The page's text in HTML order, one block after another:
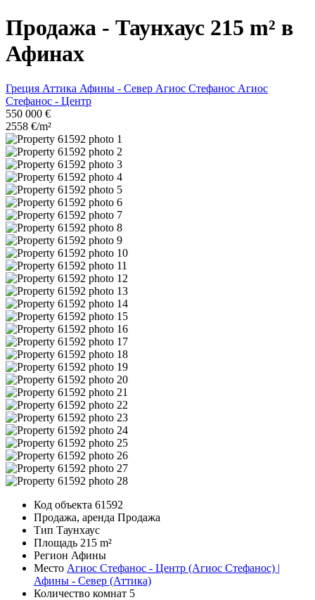
Продажа - Таунхаус 215 m² в
Афинах
Греция Аттика Афины - Север Агиос Стефанос Агиос
Стефанос - Центр
550 000 €
2558 €/m²
Код объекта 61592
Продажа, аренда Продажа
Тип Таунхаус
Площадь 215 m²
Регион Афины
Место Агиос Стефанос - Центр (Агиос Стефанос) |
Афины - Север (Аттика)
Количество комнат 5